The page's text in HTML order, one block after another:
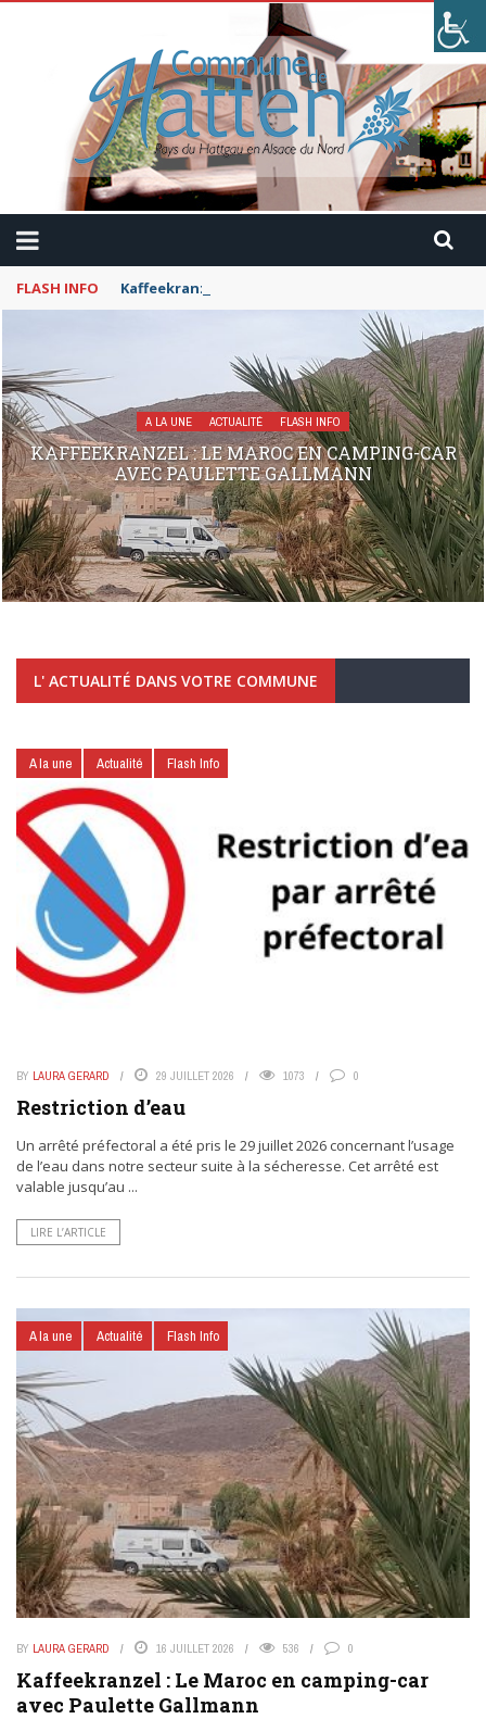
FLASH INFO Kaffeekranzel : Le Maroc en camping-car avec
A LA UNE ACTUALITÉ FLASH INFO
KAFFEEKRANZEL : LE MAROC EN CAMPING-CAR
AVEC PAULETTE GALLMANN
L' ACTUALITÉ DANS VOTRE COMMUNE
A la une Actualité Flash Info
BY LAURA GERARD 29 JUILLET 2026 1073 0
Restriction d’eau
Un arrêté préfectoral a été pris le 29 juillet 2026 concernant l’usage
de l’eau dans notre secteur suite à la sécheresse. Cet arrêté est
valable jusqu’au ...
LIRE L’ARTICLE
A la une Actualité Flash Info
BY LAURA GERARD 16 JUILLET 2026 536 0
Kaffeekranzel : Le Maroc en camping-car
avec Paulette Gallmann